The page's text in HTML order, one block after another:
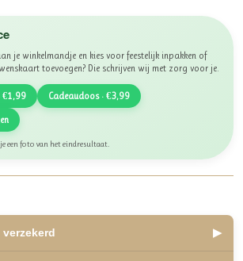
je winkelmandje en kies voor feestelijk inpakken of
toevoegen? Die schrijven wij met zorg voor je.
€1,99 Cadeaudoos · €3,99
een foto van het eindresultaat.
▶